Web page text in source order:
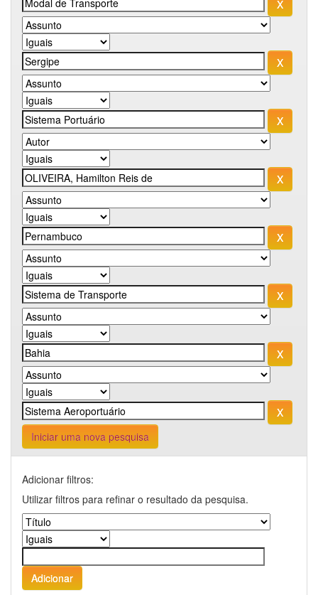
Iniciar uma nova pesquisa
Adicionar filtros:
Utilizar filtros para refinar o resultado da pesquisa.